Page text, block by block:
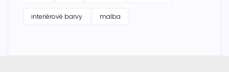
interiérové barvy malba